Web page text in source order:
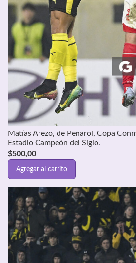
Matías Arezo, de Peñarol, Copa
Estadio Campeón del Siglo.
$500,00
Agregar al carrito